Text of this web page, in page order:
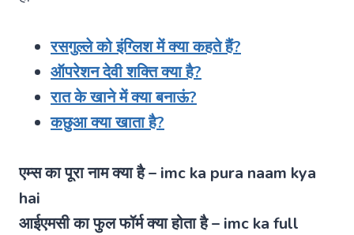
रसगुल्ले को इंग्लिश में क्या कहते हैं?
ऑपरेशन देवी शक्ति क्या है?
रात के खाने में क्या बनाऊं?
कछुआ क्या खाता है?
एम्स का पूरा नाम क्या है – imc ka pura naam kya
hai
आईएमसी का फुल फॉर्म क्या होता है – imc ka full